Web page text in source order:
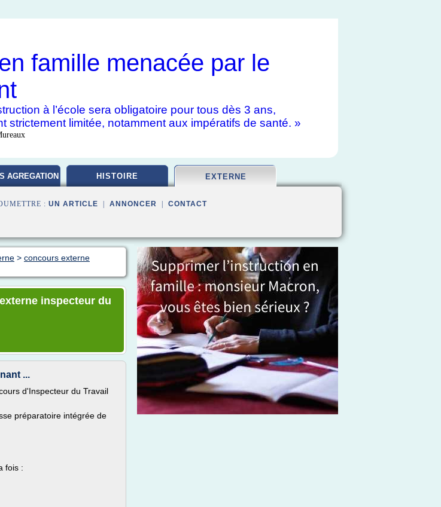
famille menacée par le
à l’école sera obligatoire pour tous dès 3 ans,
strictement limitée, notamment aux impératifs de santé. »
AGREGATION HISTOIRE EXTERNE
: UN ARTICLE ANNONCER CONTACT
> concours externe
inspecteur du
...
d'Inspecteur du Travail
préparatoire intégrée de
fois :